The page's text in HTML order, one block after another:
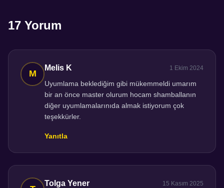
17 Yorum
Melis K 1 Ekim 2024
Uyumlama beklediğim gibi mükemmeldi umarım
bir an önce master olurum hocam shamballanın
diğer uyumlamalarınıda almak istiyorum çok
teşekkürler.
Yanıtla
Tolga Yener 15 Kasım 2025